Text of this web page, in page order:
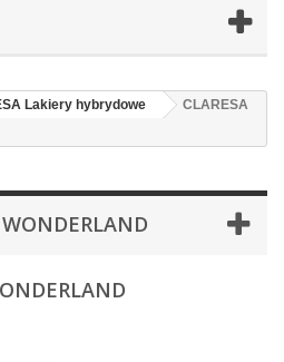
Lakiery hybrydowe
CLARESA